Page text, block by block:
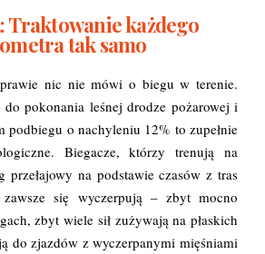
Traktowanie każdego
tak samo
nic nie mówi o biegu w terenie.
do pokonania leśnej drodze pożarowej i
podbiegu o nachyleniu 12% to zupełnie
Biegacze, którzy trenują na
przełajowy na podstawie czasów z tras
zawsze się wyczerpują – zbyt mocno
zbyt wiele sił zużywają na płaskich
do zjazdów z wyczerpanymi mięśniami